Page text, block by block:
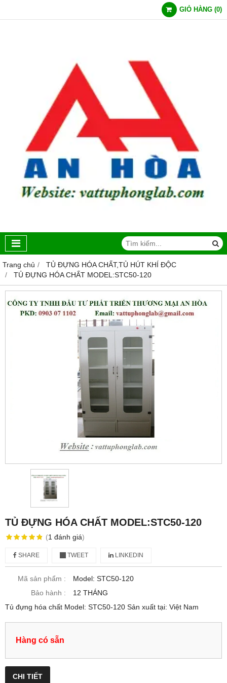
GIỎ HÀNG (0)
Trang chủ
TỦ ĐỰNG HÓA CHẤT,TỦ HÚT KHÍ ĐỘC
TỦ ĐỰNG HÓA CHẤT MODEL:STC50-120
TỦ ĐỰNG HÓA CHẤT MODEL:STC50-120
(1 đánh giá)
SHARE TWEET LINKEDIN
Mã sản phẩm :
Model: STC50-120
Bảo hành :
12 THÁNG
Tủ đựng hóa chất Model: STC50-120 Sản xuất tại: Việt Nam
Hàng có sẵn
CHI TIẾT